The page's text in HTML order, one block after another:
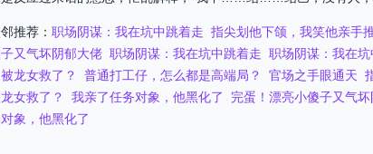
推荐： 职场阴谋：我在坑中跳着走 指尖划他下颌，我笑他亲手
又气坏阴郁大佬 职场阴谋：我在坑中跳着走 职场阴谋：我在坑
龙女救了？
普通打工仔，怎么都是高端局？ 官场之手眼通天
女救了？
我亲了任务对象，他黑化了​​ 完蛋！漂亮小傻子又气
象，他黑化了​​